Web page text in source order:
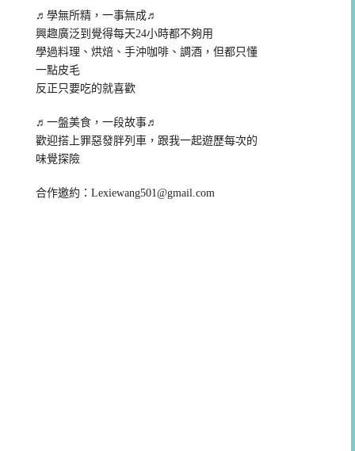
♬學無所精，一事無成♬
興趣廣泛到覺得每天24小時都不夠用
學過料理、烘焙、手沖咖啡、調酒，但都只懂
一點皮毛
反正只要吃的就喜歡
♬一盤美食，一段故事♬
歡迎搭上罪惡發胖列車，跟我一起遊歷每次的
味覺探險
合作邀約：Lexiewang501@gmail.com